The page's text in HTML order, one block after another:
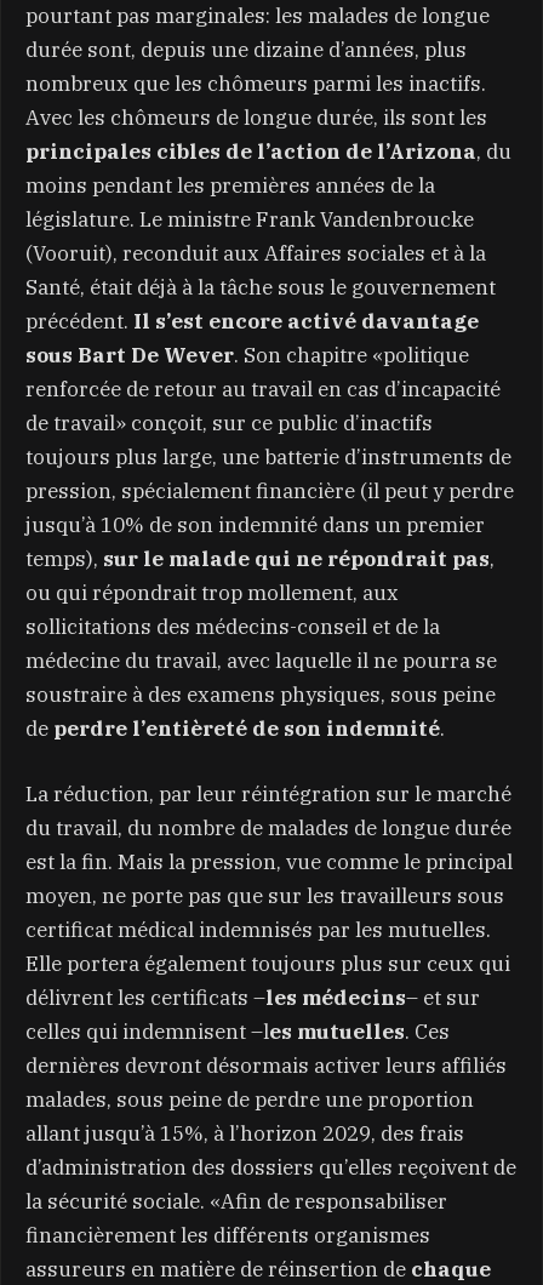
pourtant pas marginales: les malades de longue
durée sont, depuis une dizaine d’années, plus
nombreux que les chômeurs parmi les inactifs.
Avec les chômeurs de longue durée, ils sont les
principales cibles de l’action de l’Arizona, du
moins pendant les premières années de la
législature. Le ministre Frank Vandenbroucke
(Vooruit), reconduit aux Affaires sociales et à la
Santé, était déjà à la tâche sous le gouvernement
précédent. Il s’est encore activé davantage
sous Bart De Wever. Son chapitre «politique
renforcée de retour au travail en cas d’incapacité
de travail» conçoit, sur ce public d’inactifs
toujours plus large, une batterie d’instruments de
pression, spécialement financière (il peut y perdre
jusqu’à 10% de son indemnité dans un premier
temps), sur le malade qui ne répondrait pas,
ou qui répondrait trop mollement, aux
sollicitations des médecins-conseil et de la
médecine du travail, avec laquelle il ne pourra se
soustraire à des examens physiques, sous peine
de perdre l’entièreté de son indemnité.
La réduction, par leur réintégration sur le marché
du travail, du nombre de malades de longue durée
est la fin. Mais la pression, vue comme le principal
moyen, ne porte pas que sur les travailleurs sous
certificat médical indemnisés par les mutuelles.
Elle portera également toujours plus sur ceux qui
délivrent les certificats –les médecins– et sur
celles qui indemnisent –les mutuelles. Ces
dernières devront désormais activer leurs affiliés
malades, sous peine de perdre une proportion
allant jusqu’à 15%, à l’horizon 2029, des frais
d’administration des dossiers qu’elles reçoivent de
la sécurité sociale. «Afin de responsabiliser
financièrement les différents organismes
assureurs en matière de réinsertion de chaque